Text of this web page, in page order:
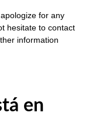
for any
hesitate to contact
information
en